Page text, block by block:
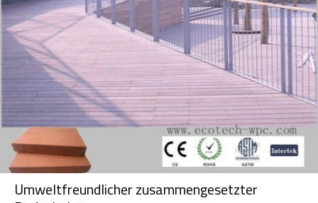
Umweltfreundlicher zusammengesetzter